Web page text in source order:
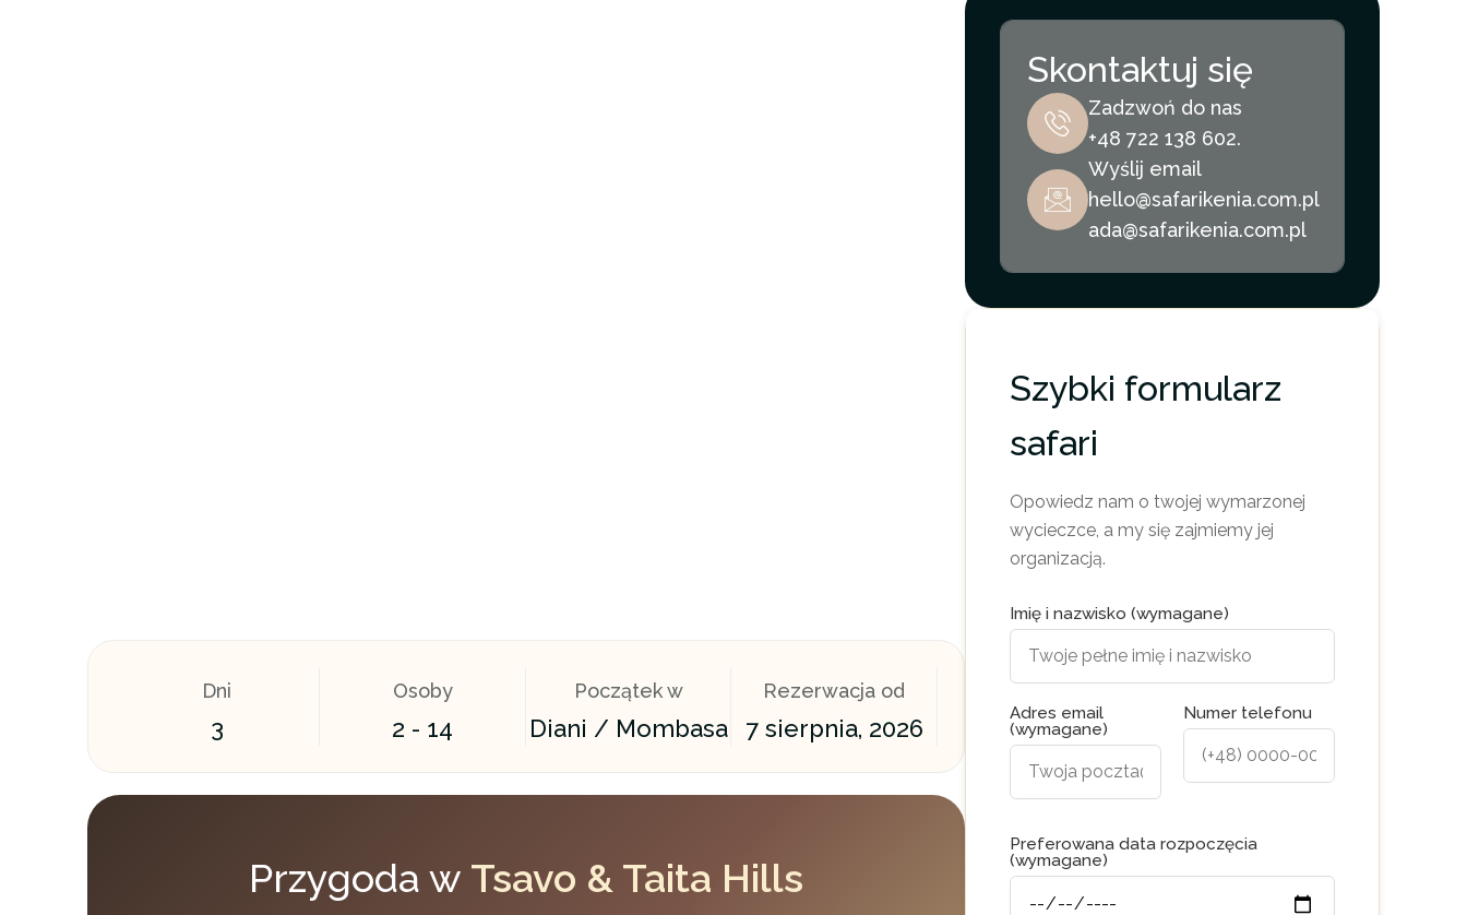
Dni
3
Osoby
2 - 14
Początek w
Diani / Mombasa
Rezerwacja od
7 sierpnia, 2026
Przygoda w Tsavo & Taita Hills
Skontaktuj się
Zadzwoń do nas
+48 722 138 602.
Wyślij email
hello@safarikenia.com.pl
ada@safarikenia.com.pl
Szybki formularz
safari
Opowiedz nam o twojej wymarzonej
wycieczce, a my się zajmiemy jej
organizacją.
Imię i nazwisko (wymagane)
Adres email
(wymagane)
Numer telefonu
Preferowana data rozpoczęcia
(wymagane)